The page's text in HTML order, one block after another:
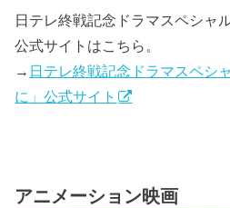
日テレ終戦記念ドラマスペシャ
公式サイトはこちら。
→ 日テレ終戦記念ドラマスペシ
に」公式サイト
アニメーション映画